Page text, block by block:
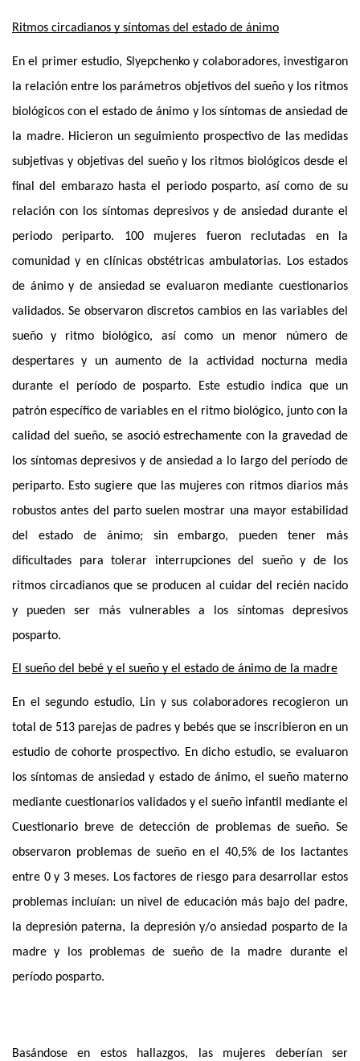
Ritmos circadianos y síntomas del estado de ánimo
En el primer estudio, Slyepchenko y colaboradores, investigaron
la relación entre los parámetros objetivos del sueño y los ritmos
biológicos con el estado de ánimo y los síntomas de ansiedad de
la madre. Hicieron un seguimiento prospectivo de las medidas
subjetivas y objetivas del sueño y los ritmos biológicos desde el
final del embarazo hasta el periodo posparto, así como de su
relación con los síntomas depresivos y de ansiedad durante el
periodo periparto. 100 mujeres fueron reclutadas en la
comunidad y en clínicas obstétricas ambulatorias. Los estados
de ánimo y de ansiedad se evaluaron mediante cuestionarios
validados. Se observaron discretos cambios en las variables del
sueño y ritmo biológico, así como un menor número de
despertares y un aumento de la actividad nocturna media
durante el período de posparto. Este estudio indica que un
patrón específico de variables en el ritmo biológico, junto con la
calidad del sueño, se asoció estrechamente con la gravedad de
los síntomas depresivos y de ansiedad a lo largo del período de
periparto. Esto sugiere que las mujeres con ritmos diarios más
robustos antes del parto suelen mostrar una mayor estabilidad
del estado de ánimo; sin embargo, pueden tener más
dificultades para tolerar interrupciones del sueño y de los
ritmos circadianos que se producen al cuidar del recién nacido
y pueden ser más vulnerables a los síntomas depresivos
posparto.
El sueño del bebé y el sueño y el estado de ánimo de la madre
En el segundo estudio, Lin y sus colaboradores recogieron un
total de 513 parejas de padres y bebés que se inscribieron en un
estudio de cohorte prospectivo. En dicho estudio, se evaluaron
los síntomas de ansiedad y estado de ánimo, el sueño materno
mediante cuestionarios validados y el sueño infantil mediante el
Cuestionario breve de detección de problemas de sueño. Se
observaron problemas de sueño en el 40,5% de los lactantes
entre 0 y 3 meses. Los factores de riesgo para desarrollar estos
problemas incluían: un nivel de educación más bajo del padre,
la depresión paterna, la depresión y/o ansiedad posparto de la
madre y los problemas de sueño de la madre durante el
período posparto.
Basándose en estos hallazgos, las mujeres deberían ser